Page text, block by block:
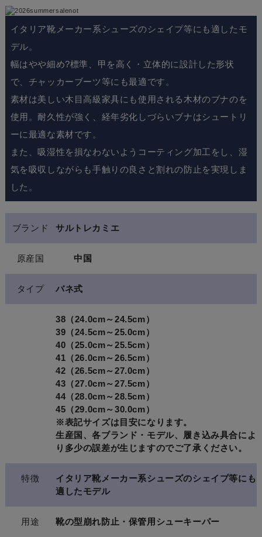
イタリア靴メーカー系シューズのシェイプ等にも適したモ
デル。
幅はやや細め?標準、甲を高く・立体的に設計した形状
で、チャッカーブーツ等にも最適です。
素材は美しい木目高級家具にも使用される木材のブナのを
使用。耐久性が強く、経年劣化しづらいブナはシュートリ
ーに最適な素材です。
また、吸湿性を損なわないようコーティング加工をし、湿
気を吸収しながらも手触りの良さと割れの防止を実現しま
した。
ブランド サルトレカミエ
原産国 中国
タイプ バネ式
38（24.0cm～24.5cm）
39（24.5cm～25.0cm）
40（25.0cm～25.5cm）
41（26.0cm～26.5cm）
42（26.5cm～27.0cm）
43（27.0cm～27.5cm）
44（28.0cm～28.5cm）
45（29.0cm～30.0cm）
※表記サイズは目安になります。
生産国、各ブランド・モデル、履き込み具合によ
り多少の誤差が生じますのでご了承ください。
特徴
イタリア靴メーカー系シューズのシェイプ等にも
適したモデル
用途 靴の型崩れ防止・保管用シューキーパー